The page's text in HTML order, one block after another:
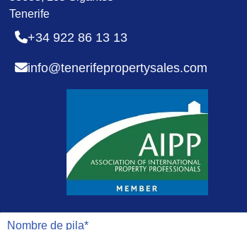
Tenerife
+34 922 86 13 13
info@tenerifepropertysales.com